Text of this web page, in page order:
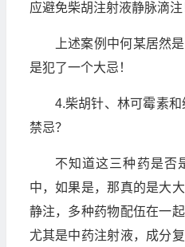
应避免柴胡注射液静脉滴注
上述案例中何某居然
是犯了一个大忌！
4.柴胡针、林可霉素
禁忌？
不知道这三种药是否
中，如果是，那真的是大
静注，多种药物配伍在一
尤其是中药注射液，成分